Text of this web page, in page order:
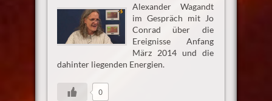
Alexander Wagandt
im Gespräch mit Jo
Conrad über die
Ereignisse Anfang
März 2014 und die
dahinter liegenden Energien.
0